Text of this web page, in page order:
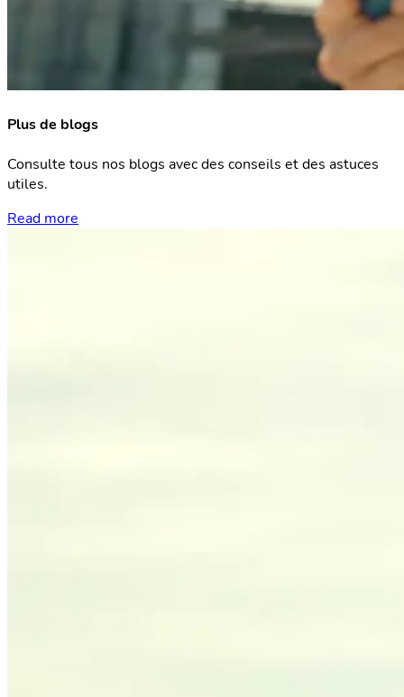
Plus de blogs
Consulte tous nos blogs avec des conseils et des astuces
utiles.
Read more